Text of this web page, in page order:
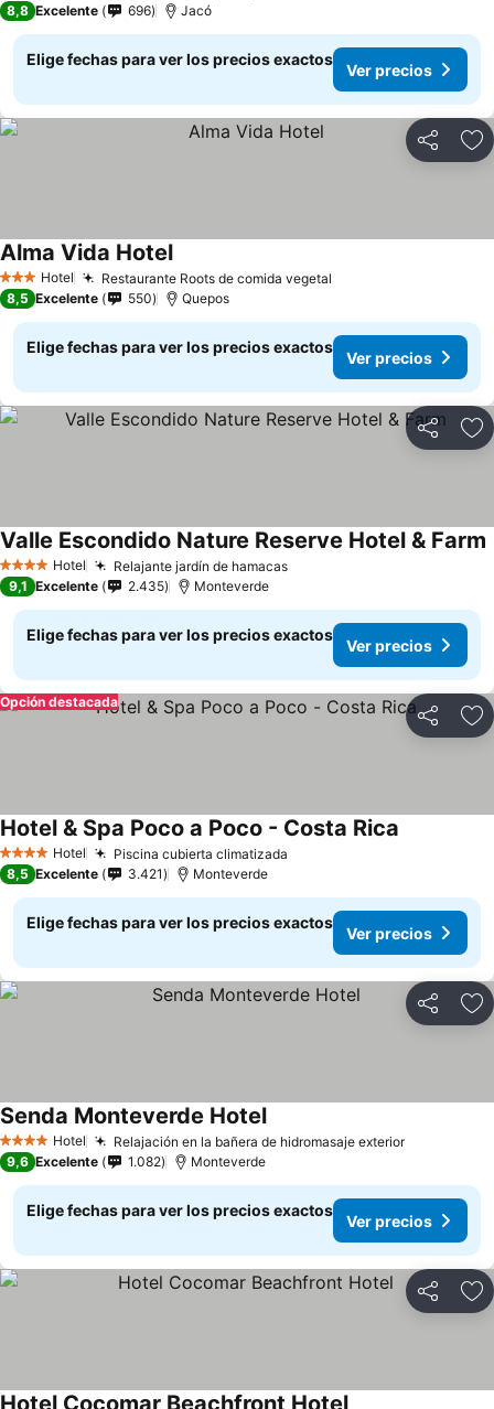
8,8 Excelente 696 Jacó
Elige fechas para ver los precios exactos
Ver precios
Compartir
3 Estrellas
Hotel Restaurante Roots de comida vegetal
Alma Vida Hotel
8,5 Excelente 550 Quepos
Elige fechas para ver los precios exactos
Ver precios
Compartir
4 EstrellasHotel Relajante jardín de hamacas
Valle Escondido Nature Reserve Hotel & Farm
9,1 Excelente 2.435 Monteverde
Elige fechas para ver los precios exactos
Ver precios
Compartir
Opción destacada
4 EstrellasHotel Piscina cubierta climatizada
Hotel & Spa Poco a Poco - Costa Rica
8,5 Excelente 3.421 Monteverde
Elige fechas para ver los precios exactos
Ver precios
Compartir
4 EstrellasHotel Relajación en la bañera de hidromasaje exterior
Senda Monteverde Hotel
9,6 Excelente 1.082 Monteverde
Elige fechas para ver los precios exactos
Ver precios
Compartir
Hotel Cocomar Beachfront Hotel